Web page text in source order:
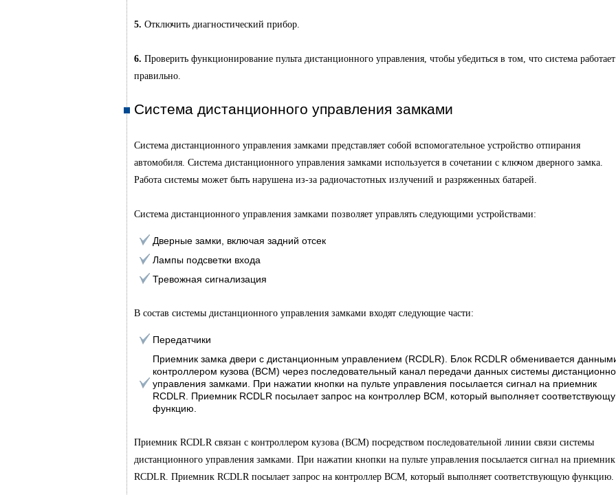
5. Отключить диагностический прибор.
6. Проверить функционирование пульта дистанционного управления, чтобы убедиться в том, что система работает
правильно.
Система дистанционного управления замками
Система дистанционного управления замками представляет собой вспомогательное устройство отпирания
автомобиля. Система дистанционного управления замками используется в сочетании с ключом дверного замка.
Работа системы может быть нарушена из-за радиочастотных излучений и разряженных батарей.
Система дистанционного управления замками позволяет управлять следующими устройствами:
Дверные замки, включая задний отсек
Лампы подсветки входа
Тревожная сигнализация
В состав системы дистанционного управления замками входят следующие части:
Передатчики
Приемник замка двери с дистанционным управлением (RCDLR). Блок RCDLR обменивается
контроллером кузова (BCM) через последовательный канал передачи данных системы
управления замками. При нажатии кнопки на пульте управления посылается сигнал на приемник
RCDLR. Приемник RCDLR посылает запрос на контроллер BCM, который выполняет
функцию.
Приемник RCDLR связан с контроллером кузова (BCM) посредством последовательной линии связи системы
дистанционного управления замками. При нажатии кнопки на пульте управления посылается сигнал на приемник
RCDLR. Приемник RCDLR посылает запрос на контроллер BCM, который выполняет соответствующую функцию.